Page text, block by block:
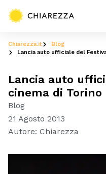
Chiarezza.it
Blog
Lancia auto ufficiale del
Lancia auto
cinema di Torino
Blog
21 Agosto 2013
Autore: Chiarezza